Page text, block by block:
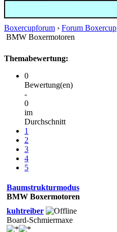
Boxercupforum › Forum Boxercup
BMW Boxermotoren
Themabewertung:
0
Bewertung(en)
-
0
im
Durchschnitt
1
2
3
4
5
Baumstrukturmodus
BMW Boxermotoren
kuhtreiber
Board-Schmiermaxe